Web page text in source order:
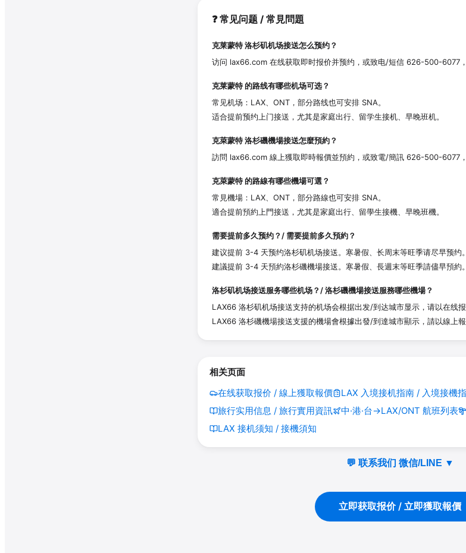
❓ 常见问题 / 常見問題
克莱蒙特洛杉矶机场接送怎么预约？
访问 lax66.com 在线获取即时报价并预约，或致电/短信 626-500-6077
克莱蒙特 的路线有哪些机场可选？
常见机场：LAX、ONT，部分路线也可安排 SNA。
适合提前预约上门接送，尤其是家庭出行、留学生接机、早晚班机。
克萊蒙特洛杉磯機場接送怎麼預約？
訪問 lax66.com 線上獲取即時報價並預約，或致電/簡訊 626-500-6077
克萊蒙特 的路線有哪些機場可選？
常見機場：LAX、ONT，部分路線也可安排 SNA。
適合提前預約上門接送，尤其是家庭出行、留學生接機、早晚班機。
需要提前多久预约？/ 需要提前多久預約？
建议提前 3-4 天预约洛杉矶机场接送。寒暑假、长周末等旺季请尽早预约。
建議提前 3-4 天預約洛杉磯機場接送。寒暑假、長週末等旺季請儘早預約。
洛杉矶机场接送服务哪些机场？/ 洛杉磯機場接送服務哪些機場？
LAX66 洛杉矶机场接送支持的机场会根据出发/到达城市显示，请以在线报
LAX66 洛杉磯機場接送支援的機場會根據出發/到達城市顯示，請以線上報
相关页面
在线获取报价 / 線上獲取報價
LAX 入境接机指南 / 入境接機
旅行实用信息 / 旅行實用資訊
中·港·台→LAX/ONT 航班列表
LAX 接机须知 / 接機須知
💬 联系我们 微信/LINE ▼
立即获取报价 / 立即獲取報價